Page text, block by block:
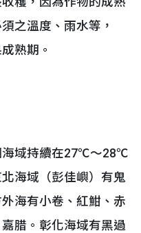
之溫度、雨水等，
熟期。
域持續在27℃～28℃
海域（彭佳嶼）有鬼
海有小卷、紅魽、赤
腊。彰化海域有黑過